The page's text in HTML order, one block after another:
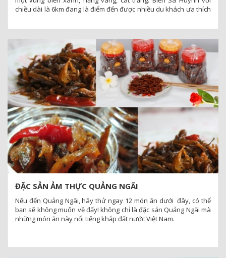
chiều dài là 6km đang là điểm đến được nhiều du khách ưa thích
ĐẶC SẢN ẢM THỰC QUẢNG NGÃI
Nếu đến Quảng Ngãi, hãy thử ngay 12 món ăn dưới đây, có thể
bạn sẽ không muốn về đấy! không chỉ là đặc sản Quảng Ngãi mà
những món ăn này nổi tiếng khắp đất nước Việt Nam.